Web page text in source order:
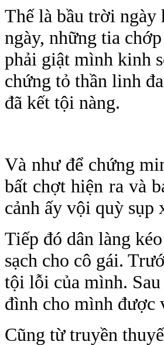
Thế là bầu trời ngày
ngày, những tia
phải giật mình kinh
chứng tỏ thần linh
đã kết tội nàng.
Và như để chứng
bất chợt hiện ra và
cảnh ấy vội quỳ sụp
Tiếp đó dân làng
sạch cho cô gái.
tội lỗi của mình.
đình cho mình được
Cũng từ truyền